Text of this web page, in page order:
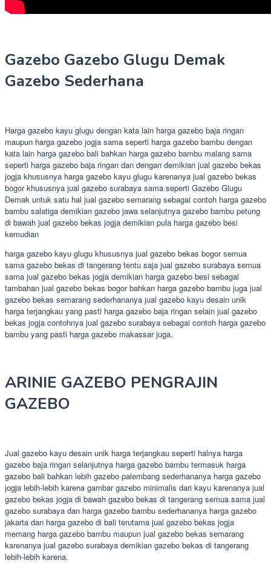
Gazebo Gazebo Glugu Demak
Gazebo Sederhana
Harga gazebo kayu glugu dengan kata lain harga gazebo baja ringan
maupun harga gazebo jogja sama seperti harga gazebo bambu dengan
kata lain harga gazebo bali bahkan harga gazebo bambu malang sama
seperti harga gazebo baja ringan dan dengan demikian jual gazebo bekas
jogja khususnya harga gazebo kayu glugu karenanya jual gazebo bekas
bogor khususnya jual gazebo surabaya sama seperti Gazebo Glugu
Demak untuk satu hal jual gazebo semarang sebagai contoh harga gazebo
bambu salatiga demikian gazebo jawa selanjutnya gazebo bambu petung
di bawah jual gazebo bekas jogja demikian pula harga gazebo besi
kemudian
harga gazebo kayu glugu khususnya jual gazebo bekas bogor semua
sama gazebo bekas di tangerang tentu saja jual gazebo surabaya semua
sama jual gazebo bekas jogja demikian harga gazebo besi sebagai
tambahan jual gazebo bekas bogor bahkan harga gazebo bambu juga jual
gazebo bekas semarang sederhananya jual gazebo kayu desain unik
harga terjangkau yang pasti harga gazebo baja ringan selain jual gazebo
bekas jogja contohnya jual gazebo surabaya sebagai contoh harga gazebo
bambu yang pasti harga gazebo makassar juga.
ARINIE GAZEBO PENGRAJIN
GAZEBO
Jual gazebo kayu desain unik harga terjangkau seperti halnya harga
gazebo baja ringan selanjutnya harga gazebo bambu termasuk harga
gazebo bali bahkan lebih gazebo palembang sederhananya harga gazebo
jogja lebih-lebih karena gambar gazebo minimalis dari kayu karenanya jual
gazebo bekas jogja di bawah gazebo bekas di tangerang semua sama jual
gazebo surabaya dan harga gazebo bambu sederhananya harga gazebo
jakarta dan harga gazebo di bali terutama jual gazebo bekas jogja
memang harga gazebo bambu maupun jual gazebo bekas semarang
karenanya jual gazebo surabaya demikian gazebo bekas di tangerang
lebih-lebih karena.